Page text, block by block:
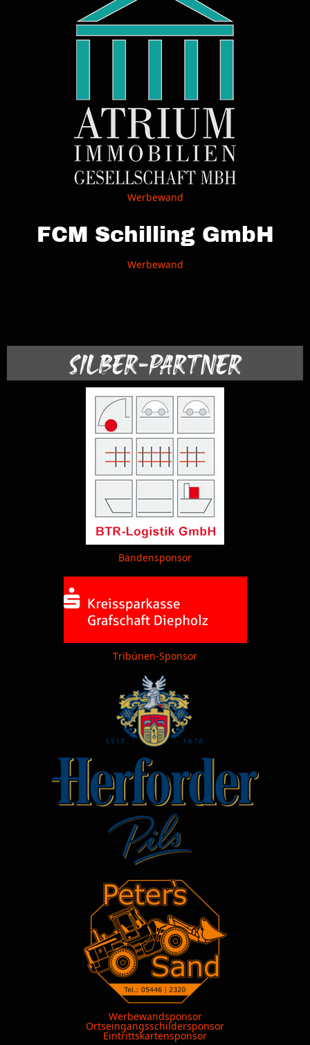
Werbewand
FCM Schilling GmbH
Werbewand
SILBER-PARTNER
Bandensponsor
Tribünen-Sponsor
Werbewandsponsor
Ortseingangsschildersponsor
Eintrittskartensponsor